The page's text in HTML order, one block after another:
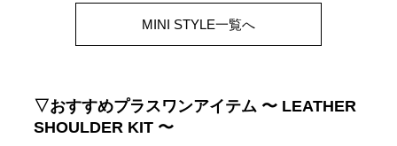
MINI STYLE一覧へ
▽おすすめプラスワンアイテム 〜 LEATHER
SHOULDER KIT 〜